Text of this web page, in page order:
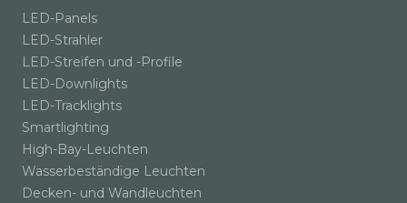
LED-Panels
LED-Strahler
LED-Streifen und -Profile
LED-Downlights
LED-Tracklights
Smartlighting
High-Bay-Leuchten
Wasserbeständige Leuchten
Decken- und Wandleuchten